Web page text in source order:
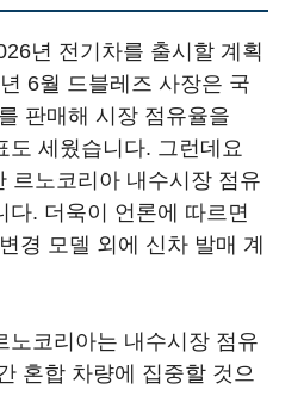
년 전기차를 출시할 계획
6월 드블레즈 사장은 국
판매해 시장 점유율을
도 세웠습니다. 그런데요
르노코리아 내수시장 점유
다. 더욱이 언론에 따르면
경 모델 외에 신차 발매 계
노코리아는 내수시장 점유
혼합 차량에 집중할 것으